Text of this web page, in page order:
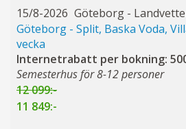
15/8-2026 Göteborg -
Göteborg - Split, Baska Voda,
vecka
Internetrabatt per bokning:
Semesterhus för 8-12 personer
12 099:-
11 849:-